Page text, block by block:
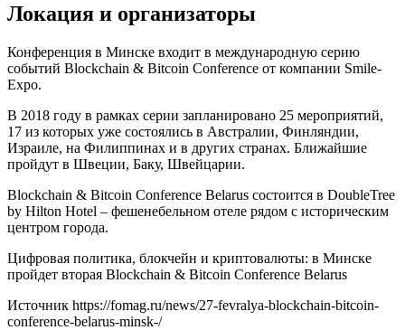
Локация и организаторы
Конференция в Минске входит в международную серию
событий Blockchain & Bitcoin Conference от компании Smile-
Expo.
В 2018 году в рамках серии запланировано 25 мероприятий,
17 из которых уже состоялись в Австралии, Финляндии,
Израиле, на Филиппинах и в других странах. Ближайшие
пройдут в Швеции, Баку, Швейцарии.
Blockchain & Bitcoin Conference Belarus состоится в DoubleTree
by Hilton Hotel – фешенебельном отеле рядом с историческим
центром города.
Цифровая политика, блокчейн и криптовалюты: в Минске
пройдет вторая Blockchain & Bitcoin Conference Belarus
Источник https://fomag.ru/news/27-fevralya-blockchain-bitcoin-
conference-belarus-minsk-/